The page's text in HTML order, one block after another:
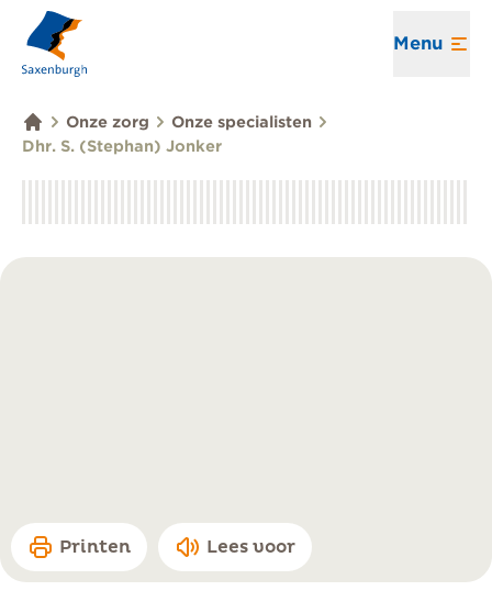
Menu
Onze zorg
Onze specialisten
Dhr. S. (Stephan) Jonker
Printen Lees voor